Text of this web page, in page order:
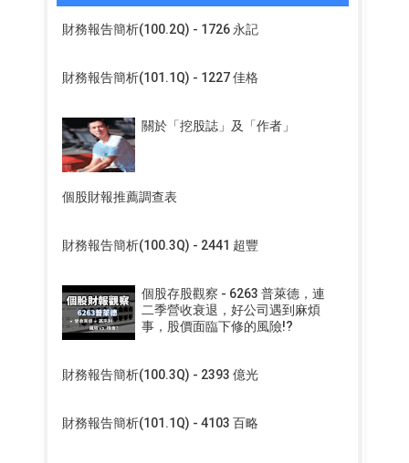
財務報告簡析(100.2Q) - 1726 永記
財務報告簡析(101.1Q) - 1227 佳格
關於「挖股誌」及「作者」
個股財報推薦調查表
財務報告簡析(100.3Q) - 2441 超豐
個股存股觀察 - 6263 普萊德，連
二季營收衰退，好公司遇到麻煩
事，股價面臨下修的風險!?
財務報告簡析(100.3Q) - 2393 億光
財務報告簡析(101.1Q) - 4103 百略